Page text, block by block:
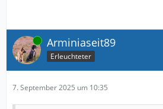
Online Arminiaseit89
Erleuchteter
7. September 2025 um 10:35